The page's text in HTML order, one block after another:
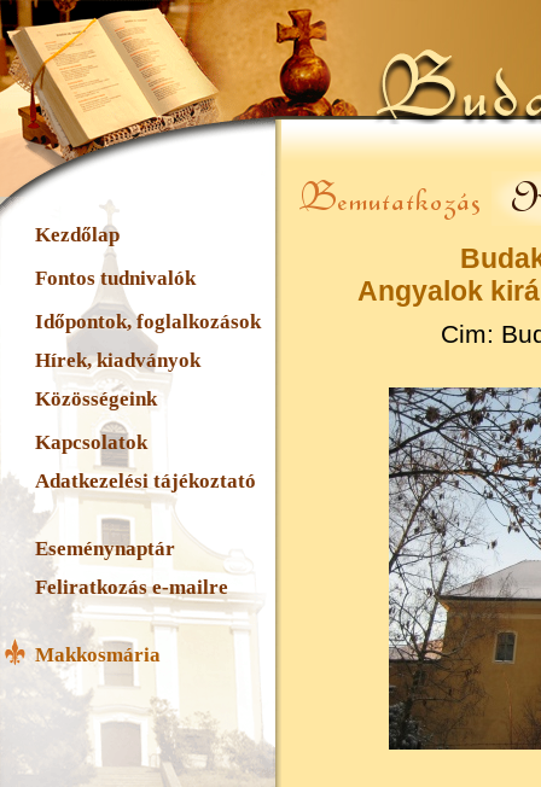
Kezdőlap
Fontos tudnivalók
Időpontok, foglalkozások
Hírek, kiadványok
Közösségeink
Kapcsolatok
Adatkezelési tájékoztató
Eseménynaptár
Feliratkozás e-mailre
Makkosmária
Angyalok
Cim: